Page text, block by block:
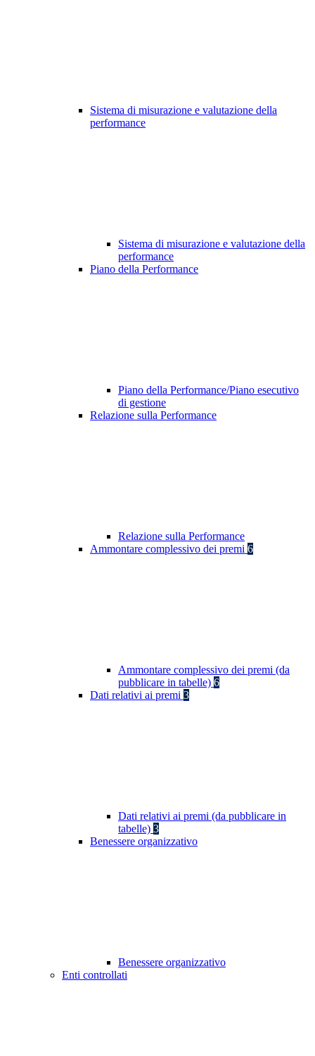
Sistema di misurazione e valutazione della
performance
Sistema di misurazione e valutazione della
performance
Piano della Performance
Piano della Performance/Piano esecutivo
di gestione
Relazione sulla Performance
Relazione sulla Performance
Ammontare complessivo dei premi 6
Ammontare complessivo dei premi (da
pubblicare in tabelle) 6
Dati relativi ai premi 3
Dati relativi ai premi (da pubblicare in
tabelle) 3
Benessere organizzativo
Benessere organizzativo
Enti controllati